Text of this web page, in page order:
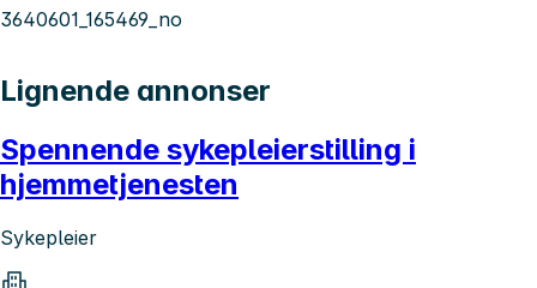
3640601_165469_no
Lignende annonser
Spennende sykepleierstilling i
hjemmetjenesten
Sykepleier